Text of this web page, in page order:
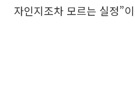
자인지조차 모르는 실정”